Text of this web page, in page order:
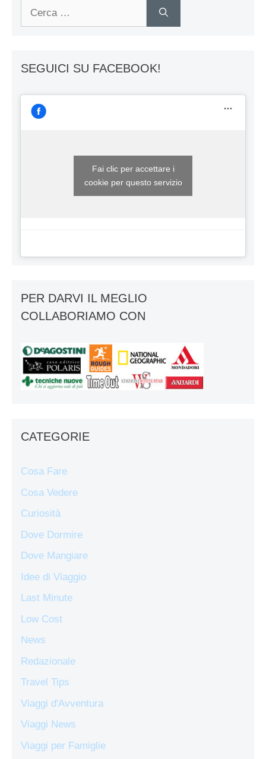
Ricerca
SEGUICI SU FACEBOOK!
Fai clic per accettare i
cookie per questo servizio
PER DARVI IL MEGLIO
COLLABORIAMO CON
CATEGORIE
Cosa Fare
Cosa Vedere
Curiosità
Dove Dormire
Dove Mangiare
Idee di Viaggio
Last Minute
Low Cost
News
Redazionale
Travel Tips
Viaggi d'Avventura
Viaggi News
Viaggi per Famiglie